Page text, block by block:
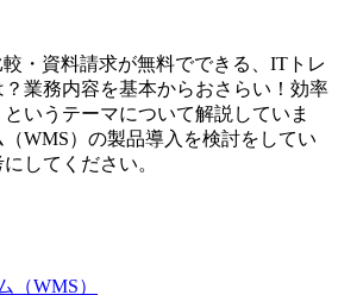
・資料請求が無料でできる、ITトレ
業務内容を基本からおさらい！効率
というテーマについて解説していま
WMS） の製品導入を検討をしてい
してください。
（WMS）